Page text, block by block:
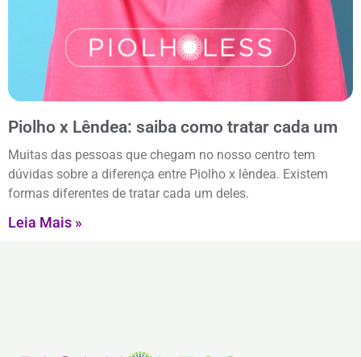
Piolho x Lêndea: saiba como tratar cada um
Muitas das pessoas que chegam no nosso centro tem
dúvidas sobre a diferença entre Piolho x lêndea. Existem
formas diferentes de tratar cada um deles.
Leia Mais »